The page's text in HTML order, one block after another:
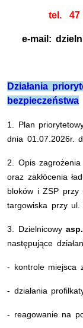
tel. 47
e-mail:
Działania
bezpieczeństwa
1. Plan
dnia 01.07.2026r.
2. Opis
oraz zakłócenia
bloków i ZSP przy
targowiska przy ul.
3. Dzielnicowy
następujące
- kontrole miejsca
- działania
- reagowanie na